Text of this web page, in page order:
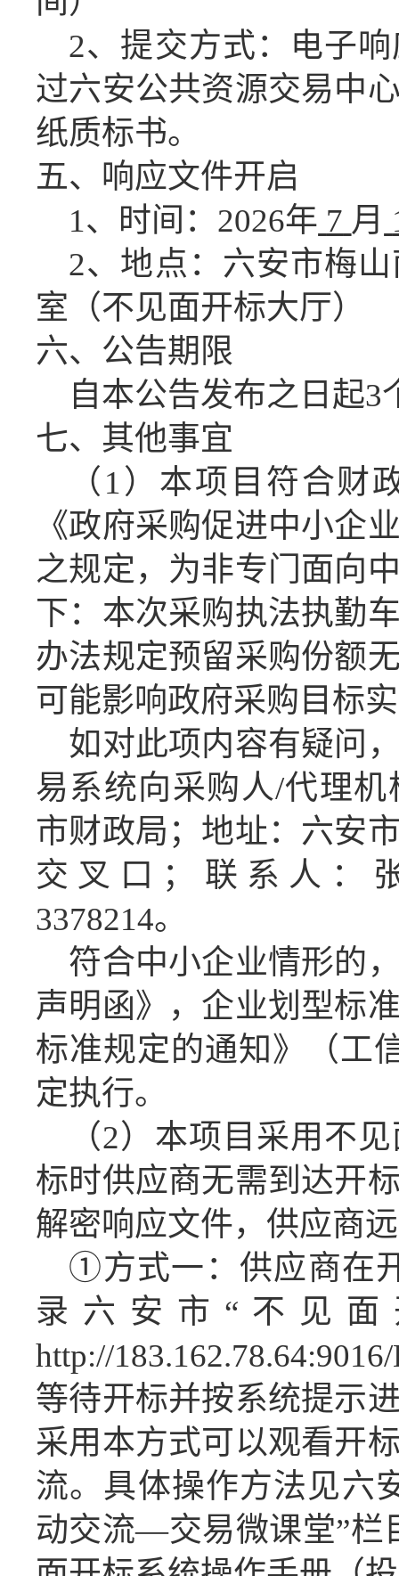
2、提交方式：电子
过六安公共资源交易中
纸质标书。
五、 响应文件开启
1、时间： 2026年 7 月
2、地点：六安市梅
室（不见面开标大厅）
六、公告期限
自本公告发布之日起3
七、 其他事宜
（ 1）本项目符合财
《政府采购促进中小企
之规定，为非专门面向
下： 本次采购执法执勤
办法规定预留采购份额
可能影响政府采购目标
如对此项内容有疑问
易系统向采购人/代理机
市财政局；地址：六安
交叉口；联系人：
3378214。
符合中小企业情形的
声明函》，企业划型标
标准规定的通知》（工
定执行。
（2） 本项目采用不
标时供应商无需到达开
解密响应文件， 供应商
①方式一： 供应商在
录六安市“不见
http://
等待开标并按系统提示
采用本方式可以观看开
流。具体操作方法见六
动交流—交易微课堂”栏